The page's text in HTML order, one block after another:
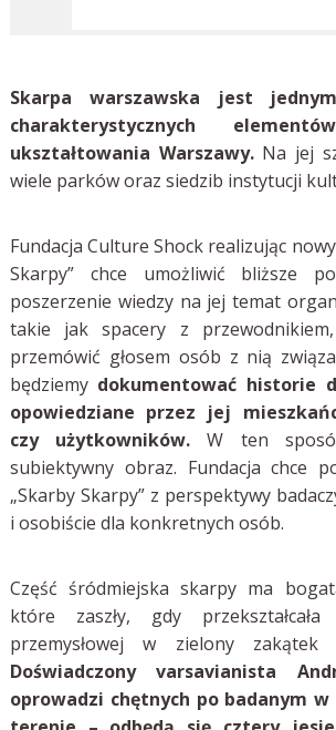
Skarpa warszawska jest
charakterystycznych
ukształtowania Warszawy.Na jej
wiele parków oraz siedzib instytucji
Fundacja Culture Shock realizując
Skarpy” chce umożliwić bliższe
poszerzenie wiedzy na jej temat
takie jak spacery z
przemówić głosem osób z nią
będziemydokumentować historie
opowiedziane przez jej
czy użytkowników. W ten
subiektywny obraz. Fundacja chce
„Skarby Skarpy” z perspektywy
i osobiście dla konkretnych osób.
Część śródmiejska skarpy ma
które zaszły, gdy
przemysłowej w zielony zakątek
Doświadczony varsavianista
oprowadzi chętnych po badanym